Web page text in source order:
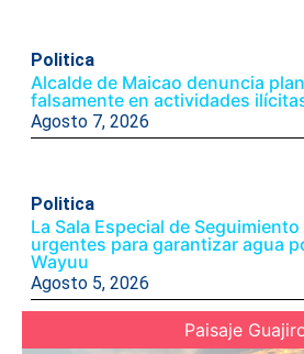
Politica
Alcalde de Maicao denuncia
falsamente en actividades
Agosto 7, 2026
Politica
La Sala Especial de
urgentes para garantizar agua
Wayuu
Agosto 5, 2026
Paisaje